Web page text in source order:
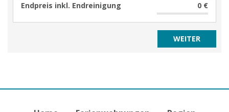
Endpreis inkl. Endreinigung
0 €